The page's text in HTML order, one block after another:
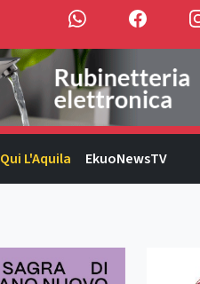
Qui L'Aquila EkuoNewsTV